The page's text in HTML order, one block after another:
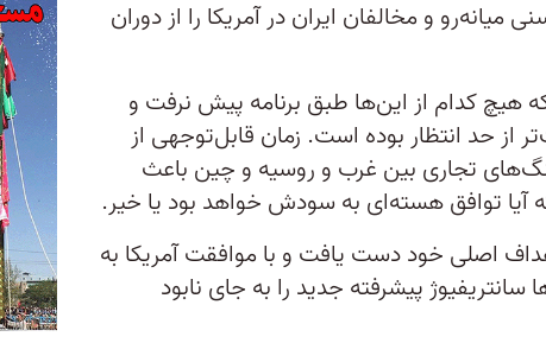
و مخالفان ایران در آمریکا را از دوران
هیچ کدام از این‌ها طبق برنامه پیش نرفت و
از حد انتظار بوده است. زمان قابل‌توجهی از
تجاری بین غرب و روسیه و چین باعث
آیا توافق هسته‌ای به سودش خواهد بود یا خیر.
اصلی خود دست یافت و با موافقت آمریکا به
پیشرفته جدید را به جای نابود